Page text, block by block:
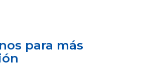
para más